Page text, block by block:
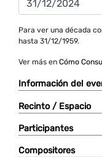
Para ver una década
hasta 31/12/1959.
Ver más en Cómo
Información del
Recinto / Espacio
Participantes
Compositores